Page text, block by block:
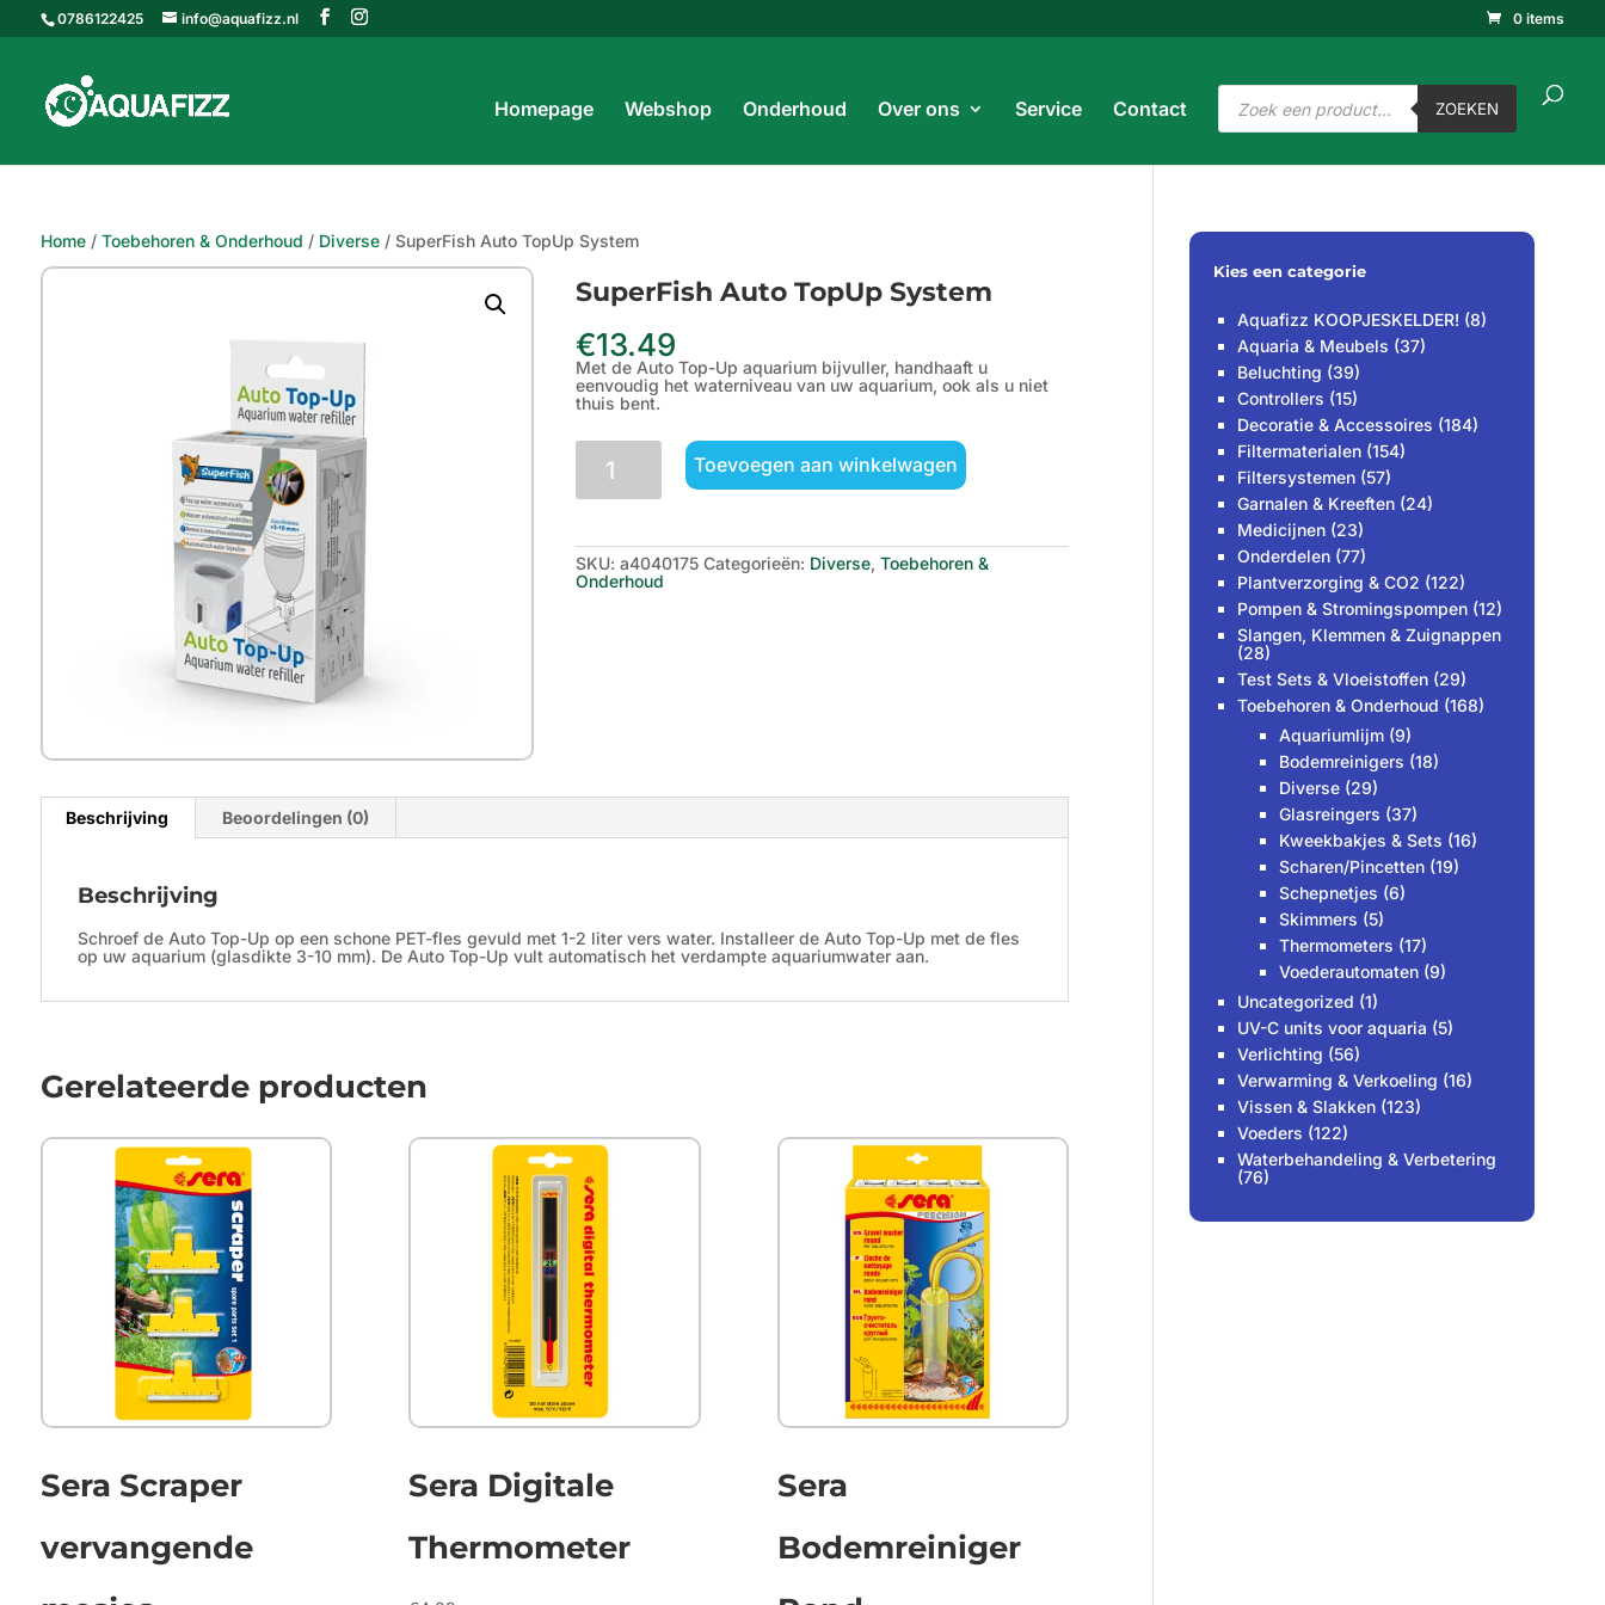
0786122425 info@aquafizz.nl 0 items
Homepage Webshop Onderhoud Over ons Service Contact
Producten
zoeken
ZOEKEN
Producten
Home/ Toebehoren & Onderhoud / Diverse/ SuperFish Auto TopUp System
SuperFish Auto TopUp System
€13.49
Met de Auto Top-Up aquarium bijvuller, handhaaft u
eenvoudig het waterniveau van uw aquarium, ook als u niet
thuis bent.
SuperFish
Auto
TopUp
System
Toevoegen aan winkelwagen
SKU: a4040175 Categorieën: Diverse, Toebehoren &
Onderhoud
Beschrijving Beoordelingen (0)
Beschrijving
Schroef de Auto Top-Up op een schone PET-fles gevuld met 1-2 liter vers water. Installeer de Auto Top-Up met de fles
op uw aquarium (glasdikte 3-10 mm). De Auto Top-Up vult automatisch het verdampte aquariumwater aan.
Gerelateerde producten
Sera Scraper
vervangende
Sera Digitale
Thermometer
Sera
Bodemreiniger
Kies een categorie
Aquafizz KOOPJESKELDER! (8)
Aquaria & Meubels (37)
Beluchting (39)
Controllers (15)
Decoratie & Accessoires (184)
Filtermaterialen (154)
Filtersystemen (57)
Garnalen & Kreeften (24)
Medicijnen (23)
Onderdelen (77)
Plantverzorging & CO2 (122)
Pompen & Stromingspompen (12)
Slangen, Klemmen & Zuignappen
(28)
Test Sets & Vloeistoffen (29)
Toebehoren & Onderhoud (168)
Aquariumlijm (9)
Bodemreinigers (18)
Diverse (29)
Glasreingers (37)
Kweekbakjes & Sets (16)
Scharen/Pincetten (19)
Schepnetjes (6)
Skimmers (5)
Thermometers (17)
Voederautomaten (9)
Uncategorized (1)
UV-C units voor aquaria (5)
Verlichting (56)
Verwarming & Verkoeling (16)
Vissen & Slakken (123)
Voeders (122)
Waterbehandeling & Verbetering
(76)